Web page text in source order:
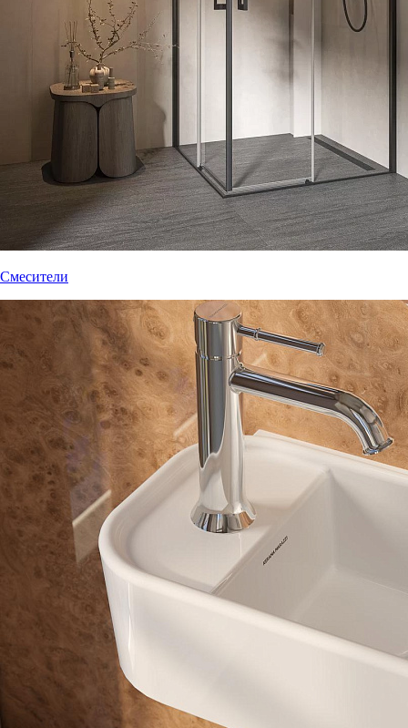
Смесители